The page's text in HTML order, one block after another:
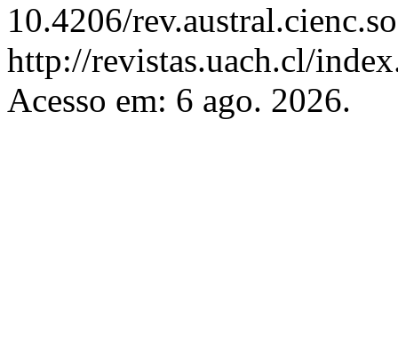
10.4206/
http://revistas.uach.cl/
Acesso em: 6 ago. 2026.